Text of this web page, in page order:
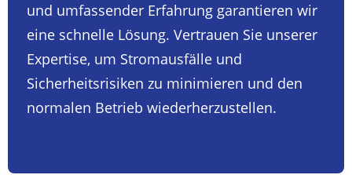
und umfassender Erfahrung garantieren wir
eine schnelle Lösung. Vertrauen Sie unserer
Expertise, um Stromausfälle und
Sicherheitsrisiken zu minimieren und den
normalen Betrieb wiederherzustellen.